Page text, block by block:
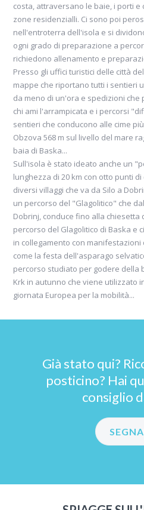
sono spiagge di tutti i tipi
locali e divertimento
praticare tutti gli sport
tutta l'isola in bicicletta
ciclabili che la
consiglio di
costa, attraversano le baie, i porti e
zone residenzialli. Ci sono poi
nell'entroterra dell'isola e si
ogni grado di preparazione a
richiedono allenamento e
Presso gli uffici turistici delle città
mappe che riportano tutti i sentieri
da meno di un'ora e spedizioni
chi ami l'arrampicata e i percorsi
sentieri che conducono alle cime
Obzova 568 m sul livello del mare
baia di Baska...
Sull'isola è stato ideato anche un
lunghezza di 20 km con otto punti
diversi villaggi che va da Silo a
un percorso del "Glagolitico" che
Dobrinj, conduce fino alla chiesetta
percorso del Glagolitico di Baska e
in collegamento con
come la festa dell'asparago
percorso studiato per godere della
Krk in autunno che viene utilizzato
giornata Europea per la mobilità...
Già stato qui?
posticino? Hai
consiglio